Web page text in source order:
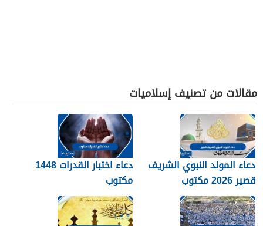
مقالات من تصنيف إسلاميات
دعاء المولد النبوي الشريف
قصير 2026 مكتوب
دعاء اختبار القدرات 1448
مكتوب